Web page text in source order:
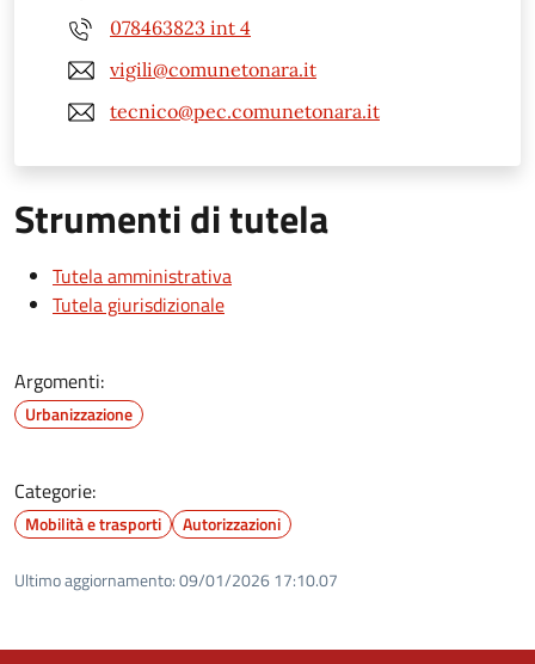
078463823 int 4
vigili@comunetonara.it
tecnico@pec.comunetonara.it
Strumenti di tutela
Tutela amministrativa
Tutela giurisdizionale
Argomenti:
Urbanizzazione
Categorie:
Mobilità e trasporti Autorizzazioni
Ultimo aggiornamento:09/01/2026 17:10.07